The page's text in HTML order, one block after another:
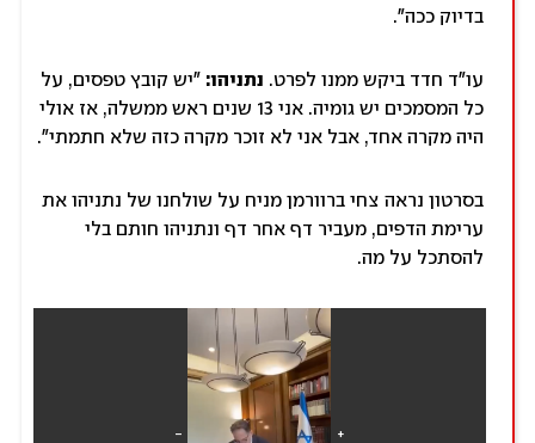
בדיוק ככה".
עו"ד חדד ביקש ממנו לפרט. נתניהו: "יש קובץ טפסים, על
כל המסמכים יש גומיה. אני 13 שנים ראש ממשלה, אז אולי
היה מקרה אחד, אבל אני לא זוכר מקרה כזה שלא חתמתי".
בסרטון נראה צחי ברוורמן מניח על שולחנו של נתניהו את
ערימת הדפים, מעביר דף אחר דף ונתניהו חותם בלי
להסתכל על מה.